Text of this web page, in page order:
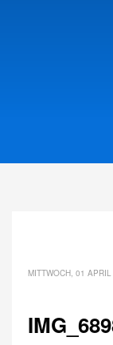
MITTWOCH, 01